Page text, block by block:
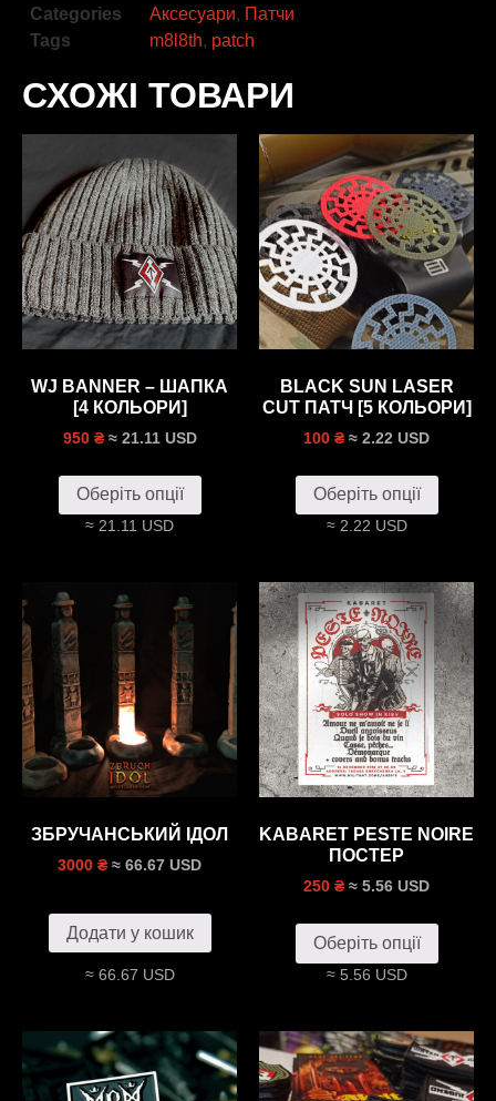
Categories Аксесуари, Патчи
Tags
m8l8th, patch
СХОЖІ ТОВАРИ
WJ BANNER – ШАПКА
[4 КОЛЬОРИ]
950 ₴ ≈ 21.11 USD
Оберіть опції
≈ 21.11 USD
BLACK SUN LASER
CUT ПАТЧ [5 КОЛЬОРИ]
100 ₴ ≈ 2.22 USD
Оберіть опції
≈ 2.22 USD
ЗБРУЧАНСЬКИЙ ІДОЛ
3000 ₴ ≈ 66.67 USD
Додати у кошик
≈ 66.67 USD
KABARET PESTE NOIRE
ПОСТЕР
250 ₴ ≈ 5.56 USD
Оберіть опції
≈ 5.56 USD